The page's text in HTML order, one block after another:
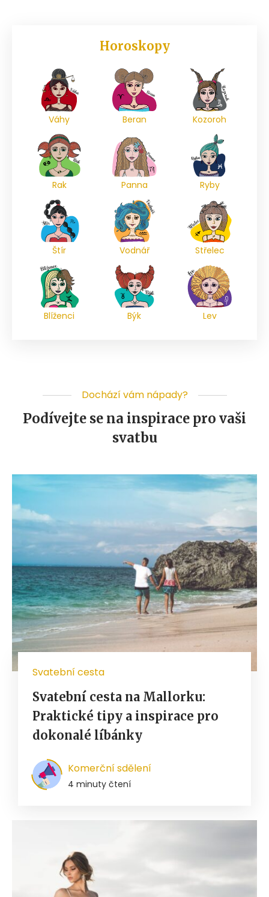
Horoskopy
Váhy Beran Kozoroh
Rak Panna Ryby
Štír Vodnář Střelec
Blíženci Býk Lev
Dochází vám nápady?
Podívejte se na inspirace pro vaši
svatbu
Svatební cesta
Svatební cesta na Mallorku:
Praktické tipy a inspirace pro
dokonalé líbánky
Komerční sdělení
4 minuty čtení